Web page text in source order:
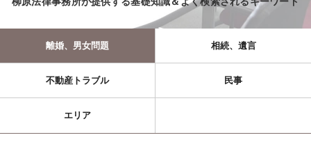
離婚、男女問題 相続、遺言
不動産トラブル 民事
エリア